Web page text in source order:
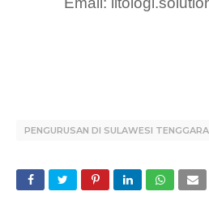
PENGURUSAN DI SULAWESI TENGGARA